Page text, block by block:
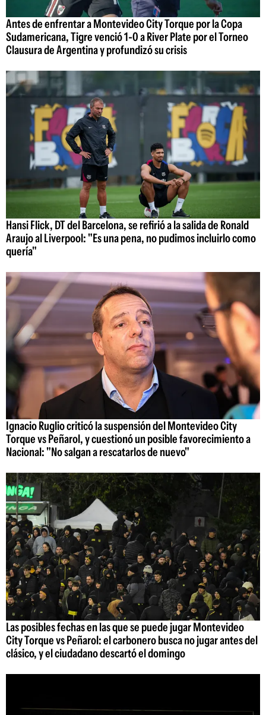
Antes de enfrentar a Montevideo City Torque por la Copa
Sudamericana, Tigre venció 1-0 a River Plate por el Torneo
Clausura de Argentina y profundizó su crisis
Hansi Flick, DT del Barcelona, se refirió a la salida de Ronald
Araujo al Liverpool: "Es una pena, no pudimos incluirlo como
quería"
Ignacio Ruglio criticó la suspensión del Montevideo City
Torque vs Peñarol, y cuestionó un posible favorecimiento a
Nacional: "No salgan a rescatarlos de nuevo"
Las posibles fechas en las que se puede jugar Montevideo
City Torque vs Peñarol: el carbonero busca no jugar antes del
clásico, y el ciudadano descartó el domingo